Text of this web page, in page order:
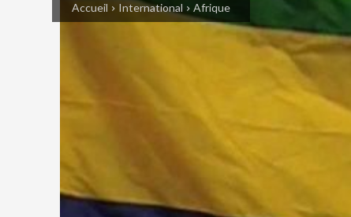
Accueil International Afrique